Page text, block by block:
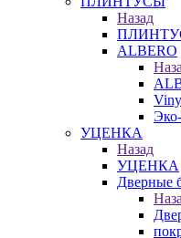
Назад
ALBERO
УЦЕНКА
Назад
УЦЕНКА
Дверные